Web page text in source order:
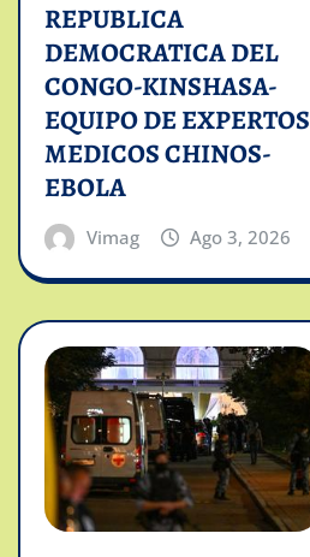
REPUBLICA
DEMOCRATICA DEL
CONGO-KINSHASA-
EQUIPO DE EXPERTOS
MEDICOS CHINOS-
EBOLA
Vimag Ago 3, 2026